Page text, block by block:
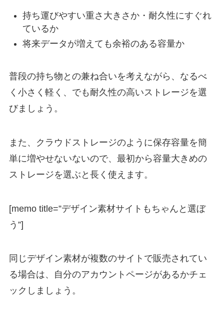
持ち運びやすい重さ大きさか・耐久性にすぐれ
ているか
将来データが増えても余裕のある容量か
普段の持ち物との兼ね合いを考えながら、なるべ
く小さく軽く、でも耐久性の高いストレージを選
びましょう。
また、クラウドストレージのように保存容量を簡
単に増やせないないので、最初から容量大きめの
ストレージを選ぶと長く使えます。
[memo title=”デザイン素材サイトもちゃんと選ぼ
う”]
同じデザイン素材が複数のサイトで販売されてい
る場合は、自分のアカウントページがあるかチェ
ックしましょう。